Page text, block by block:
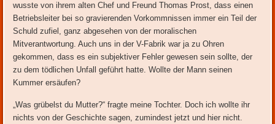
wusste von ihrem alten Chef und Freund Thomas Prost, dass einen
Betriebsleiter bei so gravierenden Vorkommnissen immer ein Teil der
Schuld zufiel, ganz abgesehen von der moralischen
Mitverantwortung. Auch uns in der V-Fabrik war ja zu Ohren
gekommen, dass es ein subjektiver Fehler gewesen sein sollte, der
zu dem tödlichen Unfall geführt hatte. Wollte der Mann seinen
Kummer ersäufen?
„Was grübelst du Mutter?“ fragte meine Tochter. Doch ich wollte ihr
nichts von der Geschichte sagen, zumindest jetzt und hier nicht.